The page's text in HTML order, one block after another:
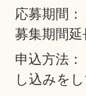
応募期間
募集期間延
申込方法：
し込みを